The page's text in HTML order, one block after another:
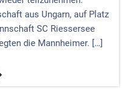
aus Ungarn, auf Platz
SC Riessersee
die Mannheimer. […]